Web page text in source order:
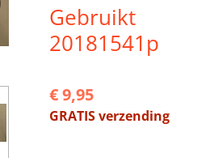
Gebruikt
20181541p
€ 9,95
GRATIS verzending